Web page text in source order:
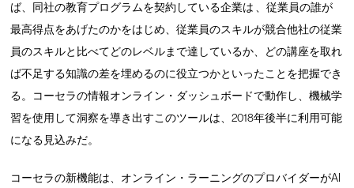
ば、同社の教育プログラムを契約している企業は 、従業員の誰が
最高得点をあげたのかをはじめ、従業員のスキルが競合他社の従業
員のスキルと比べてどのレベルまで達しているか、どの講座を取れ
ば不足する知識の差を埋めるのに役立つかといったことを把握でき
る。コーセラの情報オンライン・ダッシュボードで動作し、機械学
習を使用して洞察を導き出すこのツールは、2018年後半に利用可能
になる見込みだ。
コーセラの新機能は、オンライン・ラーニングのプロバイダーがAI